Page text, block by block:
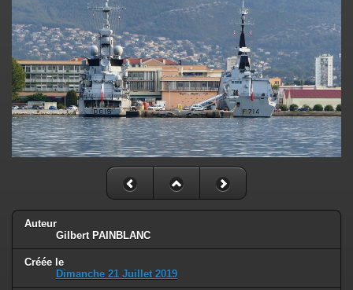
Auteur
Gilbert PAINBLANC
Créée le
Dimanche 21 Juillet 2019